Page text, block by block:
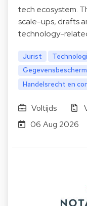
tech ecosystem.
scale-ups, drafts
technology-
Jurist
Handelsrecht en
Voltijds
06 Aug 2026